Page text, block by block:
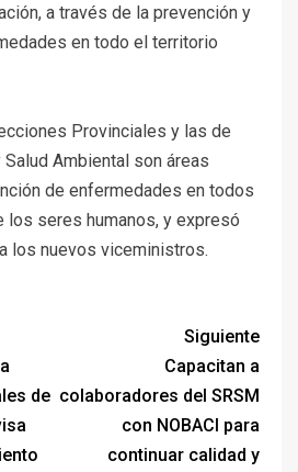
a través de la prevención y
en todo el territorio
Provinciales y las de
Ambiental son áreas
de enfermedades en todos
los seres humanos, y expresó
los nuevos viceministros.
de
Siguiente
Capacitan a
colaboradores del SRSM
con NOBACI para
continuar calidad y